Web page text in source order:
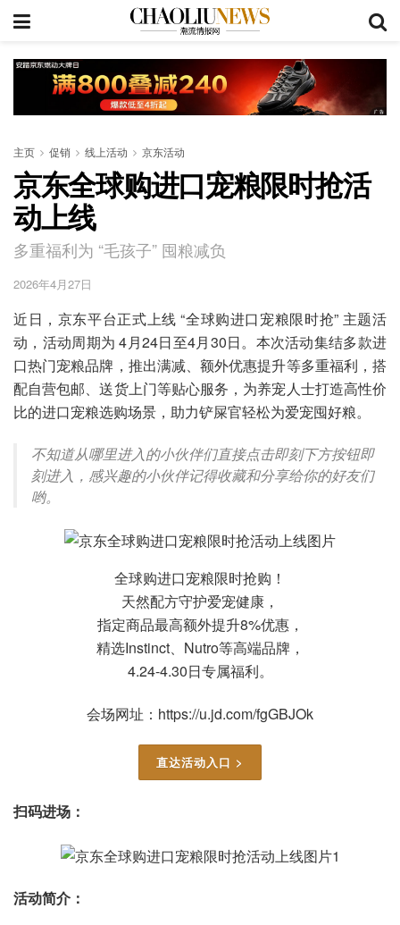
主页 促销 线上活动 京东活动
京东全球购进口宠粮限时抢活
动上线
多重福利为 “毛孩子” 囤粮减负
2026年4月27日
近日，京东平台正式上线 “全球购进口宠粮限时抢” 主题活
动，活动周期为 4月24日至4月30日。本次活动集结多款进
口热门宠粮品牌，推出满减、额外优惠提升等多重福利，搭
配自营包邮、送货上门等贴心服务，为养宠人士打造高性价
比的进口宠粮选购场景，助力铲屎官轻松为爱宠囤好粮。
不知道从哪里进入的小伙伴们直接点击即刻下方按钮即
刻进入，感兴趣的小伙伴记得收藏和分享给你的好友们
哟。
全球购进口宠粮限时抢购！
天然配方守护爱宠健康，
指定商品最高额外提升8%优惠，
精选Instinct、Nutro等高端品牌，
4.24-4.30日专属福利。
会场网址：https://u.jd.com/fgGBJOk
直达活动入口 >
扫码进场：
活动简介：